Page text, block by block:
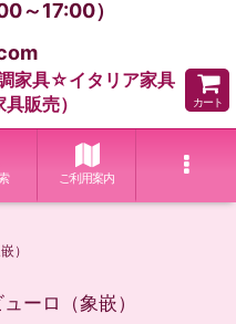
～17:00）
家具☆イタリア家具
販売）
カート
ご利用案内
）
ーロ（象嵌）